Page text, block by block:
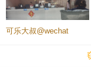
可乐大叔@wechat